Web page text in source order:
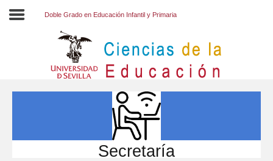
INVESTIGACIÓN
Doble Grado en Educación Infantil y Primaria
Secretaría